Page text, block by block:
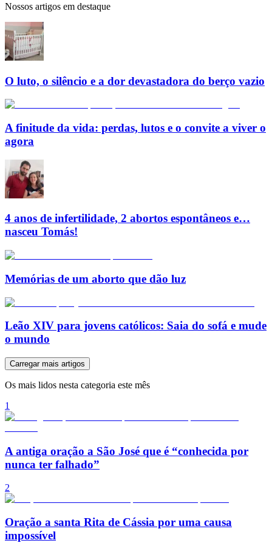
Nossos artigos em destaque
O luto, o silêncio e a dor devastadora do berço vazio
A finitude da vida: perdas, lutos e o convite a viver o
agora
4 anos de infertilidade, 2 abortos espontâneos e…
nasceu Tomás!
Memórias de um aborto que dão luz
Leão XIV para jovens católicos: Saia do sofá e mude
o mundo
Carregar mais artigos
Os mais lidos nesta categoria este mês
1
A antiga oração a São José que é “conhecida por
nunca ter falhado”
2
Oração a santa Rita de Cássia por uma causa
impossível